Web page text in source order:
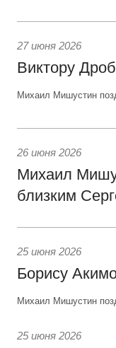
27 июня 2026
Виктору
Михаил Мишустин
26 июня 2026
Михаил
близким
25 июня 2026
Борису
Михаил Мишустин
25 июня 2026